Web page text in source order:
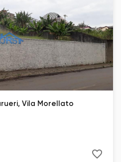
Vila Morellato